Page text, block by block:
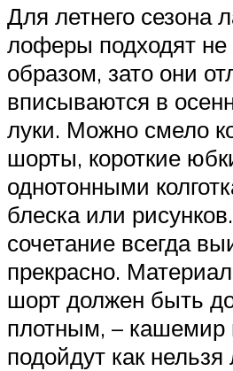
Для летнего сезона
лоферы подходят
образом, зато они
вписываются в
луки. Можно смело
шорты, короткие
однотонными
блеска или
сочетание всегда
прекрасно.
шорт должен быть
плотным, – кашемир
подойдут как